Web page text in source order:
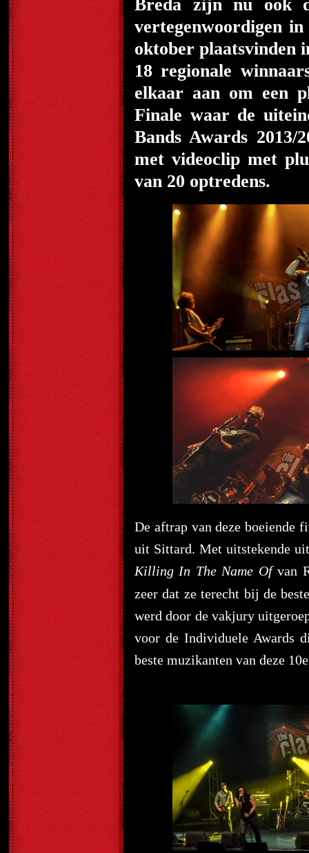
Breda zijn nu ook
vertegenwoordigen
oktober plaatsvinden
18 regionale
elkaar aan om een
Finale waar de
Bands Awards 2013/
met videoclip met
van 20 optredens.
De aftrap van deze boeiende
uit Sittard. Met uitstekende
Killing In The Name Ofvan
zeer dat ze terecht bij de
werd door de vakjury
voor de Individuele Awards
beste muzikanten van deze